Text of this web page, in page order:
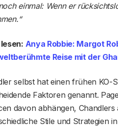
einmal: Wenn er
Anya Robbie: Margot
Reise mit der
selbst hat einen frühen KO-
Faktoren genannt.
davon abhängen,
Stile und Strategien